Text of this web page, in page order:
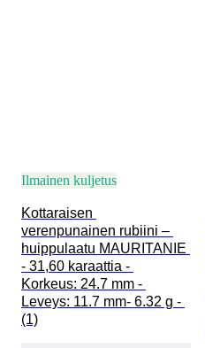
Ilmainen kuljetus
Kottaraisen
verenpunainen rubiini –
huippulaatu MAURITANIE
- 31,60 karaattia -
Korkeus: 24.7 mm -
Leveys: 11.7 mm- 6.32 g -
(1)